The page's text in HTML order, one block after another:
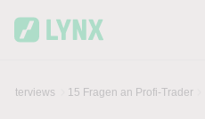
Interviews 15 Fragen an Profi-Trader